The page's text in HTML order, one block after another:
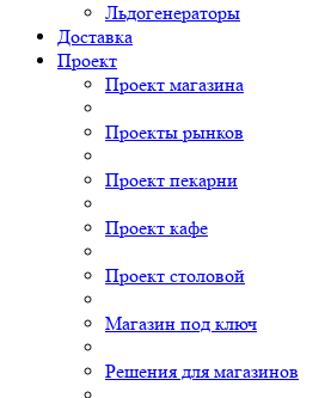
Льдогенераторы
Доставка
Проект
Проект магазина
Проекты рынков
Проект пекарни
Проект кафе
Проект столовой
Магазин под ключ
Решения для магазинов